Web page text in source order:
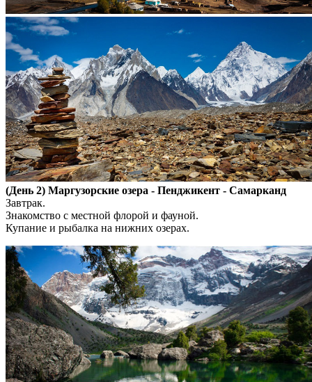
(День 2) Маргузорские озера - Пенджикент - Самарканд
Завтрак.
Знакомство с местной флорой и фауной.
Купание и рыбалка на нижних озерах.